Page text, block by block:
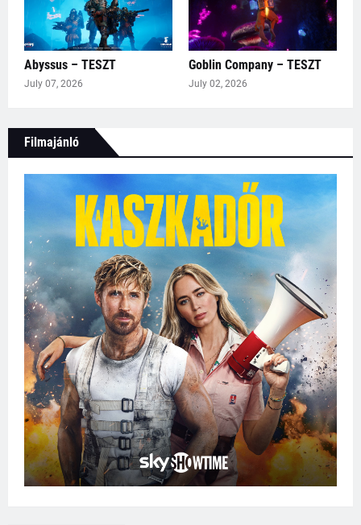
Abyssus – TESZT
July 07, 2026
Goblin Company – TESZT
July 02, 2026
Filmajánló